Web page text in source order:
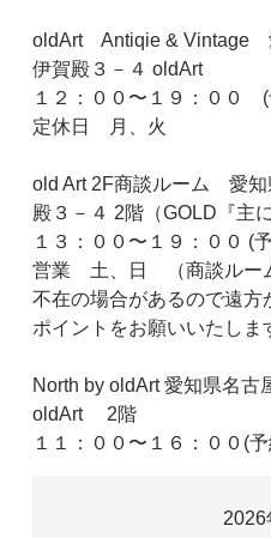
oldArt Antiqie & Vintage
伊賀殿３－４ oldArt
１２：００〜１９：００ (
定休日 月、火
old Art 2F商談ルーム 愛知
殿３－４ 2階（GOLD『主
１３：００〜１９：００ (
営業 土、日 （商談ルー
不在の場合があるので遠方
ポイントをお願いいたしま
North by oldArt 愛知県名古
oldArt 2階
１１：００〜１６：００(
2026